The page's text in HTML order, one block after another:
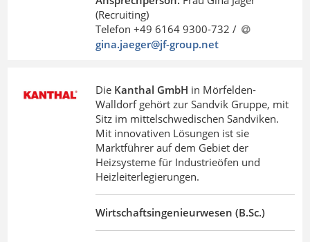
(Recruiting)
Telefon +49 6164 9300-732 /
gina.jaeger@jf-group.net
Die Kanthal GmbH in Mörfelden-
Walldorf gehört zur Sandvik Gruppe, mit
Sitz im mittelschwedischen Sandviken.
Mit innovativen Lösungen ist sie
Marktführer auf dem Gebiet der
Heizsysteme für Industrieöfen und
Heizleiterlegierungen.
Wirtschaftsingenieurwesen (B.Sc.)